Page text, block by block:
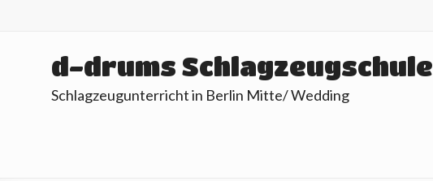
d-drums Schlagzeugschule
Schlagzeugunterricht in Berlin Mitte/ Wedding